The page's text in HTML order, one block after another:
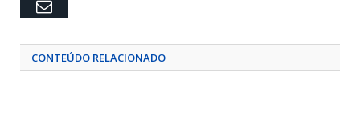
Email
CONTEÚDO RELACIONADO